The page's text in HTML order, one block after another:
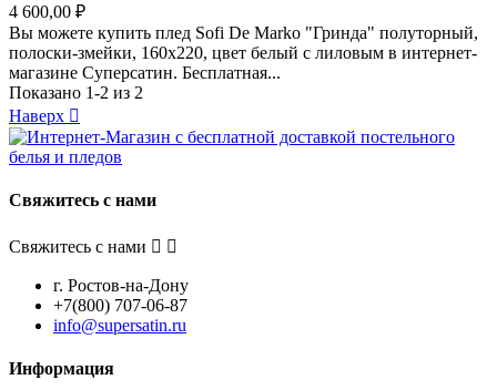
4 600,00 ₽
Вы можете купить плед Sofi De Marko "Гринда" полуторный,
полоски-змейки, 160x220, цвет белый с лиловым в интернет-
магазине Суперсатин. Бесплатная...
Показано 1-2 из 2
Наверх 
Свяжитесь с нами
Свяжитесь с нами  
г. Ростов-на-Дону
+7(800) 707-06-87
info@supersatin.ru
Информация